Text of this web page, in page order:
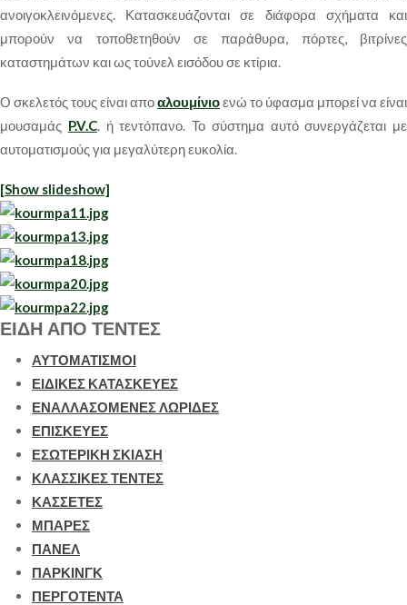
ανοιγοκλεινόμενες. Κατασκευάζονται σε διάφορα σχήματα και
μπορούν να τοποθετηθούν σε παράθυρα, πόρτες, βιτρίνες
καταστημάτων και ως τούνελ εισόδου σε κτίρια.
Ο σκελετός τους είναι αποαλουμίνιοενώ το ύφασμα μπορεί να είναι
μουσαμάς P.V.C. ή τεντόπανο. Το σύστημα αυτό συνεργάζεται με
αυτοματισμούς για μεγαλύτερη ευκολία.
[Show slideshow]
ΕΙΔΗ ΑΠΟ ΤΕΝΤΕΣ
ΑΥΤΟΜΑΤΙΣΜΟΙ
ΕΙΔΙΚΕΣ ΚΑΤΑΣΚΕΥΕΣ
ΕΝΑΛΛΑΣΟΜΕΝΕΣ ΛΩΡΙΔΕΣ
ΕΠΙΣΚΕΥΕΣ
ΕΣΩΤΕΡΙΚΗ ΣΚΙΑΣΗ
ΚΛΑΣΣΙΚΕΣ ΤΕΝΤΕΣ
ΚΑΣΣΕΤΕΣ
ΜΠΑΡΕΣ
ΠΑΝΕΛ
ΠΑΡΚΙΝΓΚ
ΠΕΡΓΟΤΕΝΤΑ